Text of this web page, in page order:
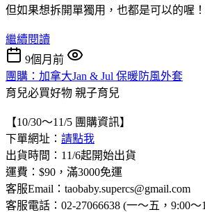
但如果想拆開單獨用，也都是可以的喔！
繼續閱讀
9個月前
團購：加拿大Jan & Jul 保暖防風外套
育兒必買好物 親子育兒
【10/30～11/5 團購資訊】
下單網址： 請點我
出貨時間：11/6起開始出貨
運費：$90，滿3000免運
客服Email：taobaby.supercs@gmail.com
客服電話：02-27066638 (一～五，9:00～